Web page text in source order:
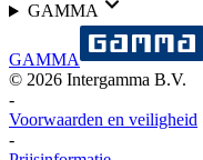
GAMMA
GAMMA
© 2026 Intergamma B.V.
-
Voorwaarden en veiligheid
-